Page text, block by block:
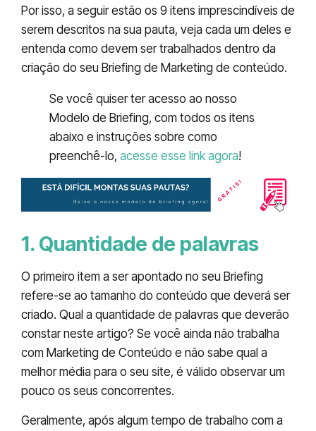
Por isso, a seguir estão os 9 itens imprescindíveis de
serem descritos na sua pauta, veja cada um deles e
entenda como devem ser trabalhados dentro da
criação do seu Briefing de Marketing de conteúdo.
Se você quiser ter acesso ao nosso
Modelo de Briefing, com todos os itens
abaixo e instruções sobre como
preenchê-lo, acesse esse link agora!
1. Quantidade de palavras
O primeiro item a ser apontado no seu Briefing
refere-se ao tamanho do conteúdo que deverá ser
criado. Qual a quantidade de palavras que deverão
constar neste artigo? Se você ainda não trabalha
com Marketing de Conteúdo e não sabe qual a
melhor média para o seu site, é válido observar um
pouco os seus concorrentes.
Geralmente, após algum tempo de trabalho com a